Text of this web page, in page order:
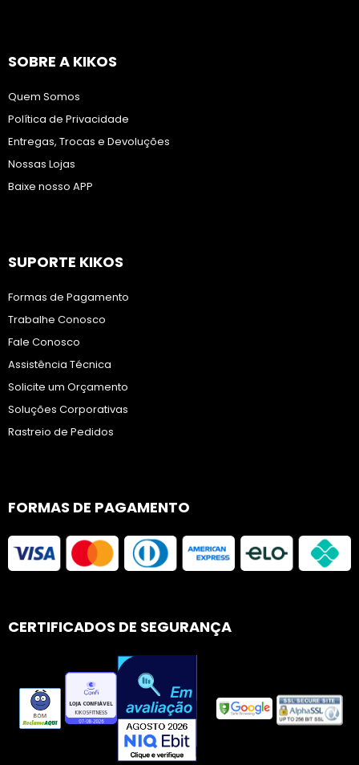
SOBRE A KIKOS
Quem Somos
Política de Privacidade
Entregas, Trocas e Devoluções
Nossas Lojas
Baixe nosso APP
SUPORTE KIKOS
Formas de Pagamento
Trabalhe Conosco
Fale Conosco
Assistência Técnica
Solicite um Orçamento
Soluções Corporativas
Rastreio de Pedidos
FORMAS DE PAGAMENTO
CERTIFICADOS DE SEGURANÇA